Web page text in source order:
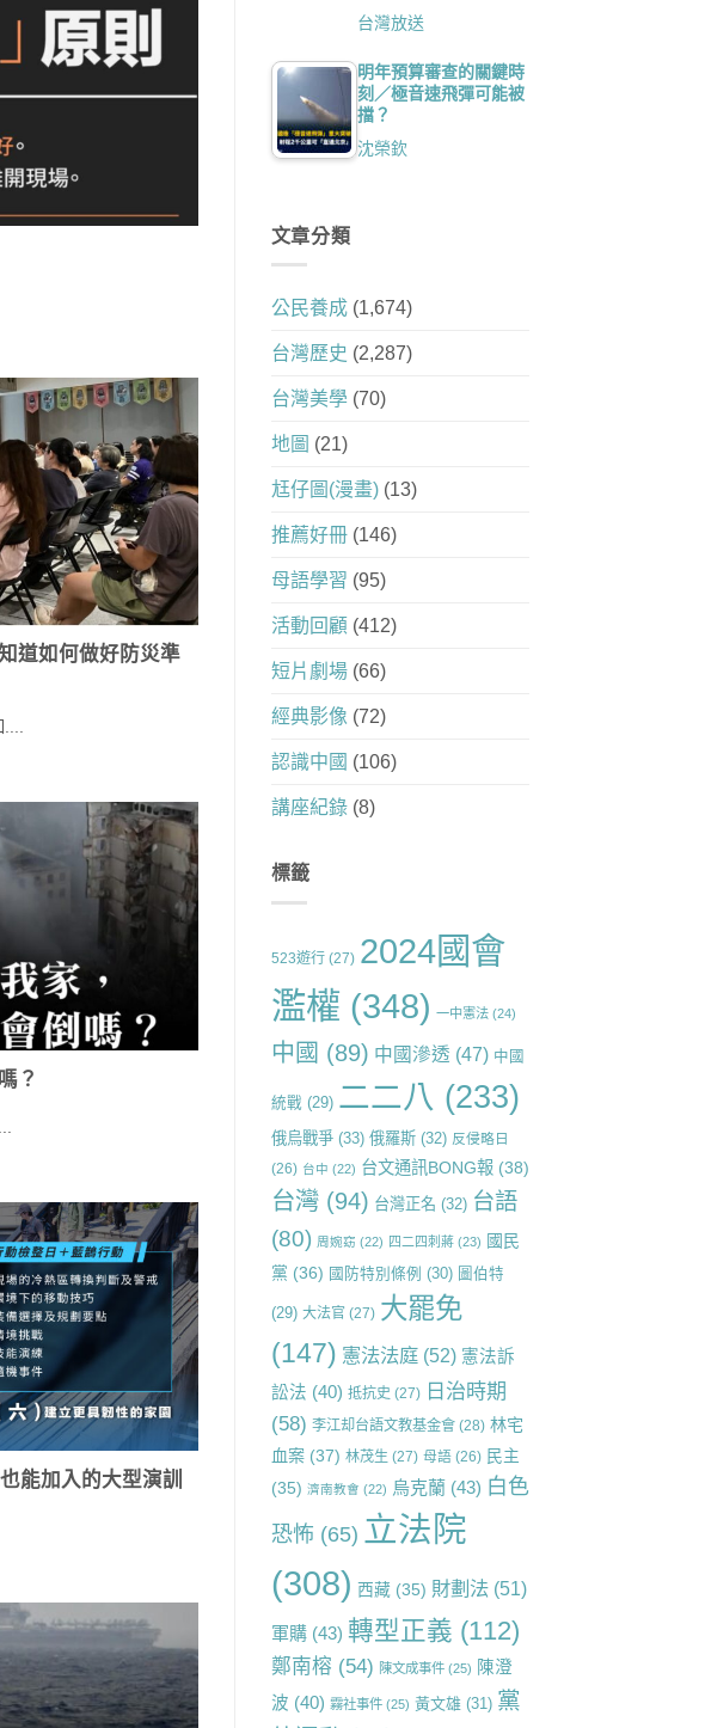
道如何做好防災準
？
能加入的大型演訓
台灣放送
明年預算審查的關鍵時
刻／極音速飛彈可能被
擋？
沈榮欽
文章分類
公民養成(1,674)
台灣歷史 (2,287)
台灣美學(70)
地圖 (21)
尪仔圖(漫畫)(13)
推薦好冊(146)
母語學習 (95)
活動回顧 (412)
短片劇場(66)
經典影像 (72)
認識中國 (106)
講座紀錄(8)
標籤
523遊行(27) 2024國會
濫權 (348) 一中憲法(24)
中國 (89) 中國滲透 (47) 中國
統戰(29) 二二八 (233)
俄烏戰爭(33) 俄羅斯(32) 反侵略日
(26) 台中 (22) 台文通訊BONG報(38)
台灣(94) 台灣正名 (32) 台語
(80) 周婉窈 (22) 四二四刺蔣(23) 國民
黨 (36) 國防特別條例 (30) 圖伯特
(29) 大法官(27) 大罷免
(147) 憲法法庭(52) 憲法訴
訟法 (40) 抵抗史 (27) 日治時期
(58) 李江却台語文教基金會(28) 林宅
血案(37) 林茂生 (27) 母語(26) 民主
(35) 濟南教會 (22) 烏克蘭(43) 白色
恐怖 (65) 立法院
(308) 西藏(35) 財劃法(51)
軍購(43) 轉型正義 (112)
鄭南榕 (54) 陳文成事件(25) 陳澄
波 (40) 霧社事件(25) 黃文雄(31) 黨